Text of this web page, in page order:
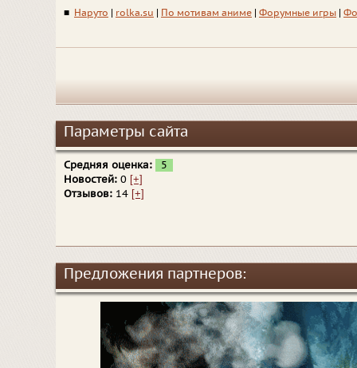
■ Наруто rolka.su По мотивам аниме Форумные игры
Параметры сайта
Средняя оценка:
5
Новостей: 0 [+]
Отзывов: 14 [+]
Предложения партнеров: